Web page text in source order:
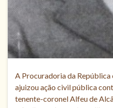
A Procuradoria da República
ajuizou ação civil pública
tenente-coronel Alfeu de